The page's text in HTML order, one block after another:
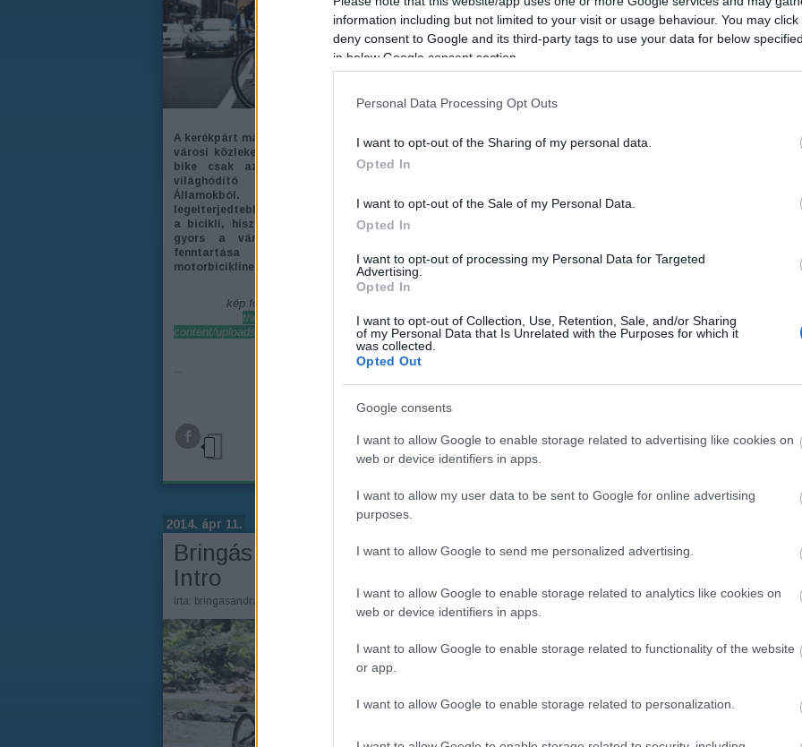
information including but not limited to your visit or usage behaviour. You may
deny consent to Google and its third-party tags to use your data for below
in below Google consent section.
Personal Data Processing Opt Outs
I want to opt-out of the Sharing of my personal data.
Opted In
I want to opt-out of the Sale of my Personal Data.
Opted In
I want to opt-out of processing my Personal Data for Targeted
Advertising.
Opted In
I want to opt-out of Collection, Use, Retention, Sale, and/or Sharing
of my Personal Data that Is Unrelated with the Purposes for which it
was collected.
Opted Out
Google consents
I want to allow Google to enable storage related to advertising like cookies on
web or device identifiers in apps.
I want to allow my user data to be sent to Google for online advertising
purposes.
I want to allow Google to send me personalized advertising.
I want to allow Google to enable storage related to analytics like cookies on
web or device identifiers in apps.
I want to allow Google to enable storage related to functionality of the website
or app.
I want to allow Google to enable storage related to personalization.
izgalmat kelt, hiszen egy néhány órás verseny is
…“ Mi pedig nem kisebb célt tűztünk ki, minthogy
Pattanásig feszült idegekkel a rajtnál. Pedig hátra
...
TOVÁBB
Kaktus Bike Maraton -
írta:bringasandras
Egy véletlentől vezérelve a Pozsony melletti
Maratonon kötöttünk ki április 20-án. Nem
ajánlására mégis elindultam.
A kerékpárt már az „ősidőkben” is leginkább a
városi közlekedésre találták fel, a mountain
bike csak az 1970-es években indult el
világhódító útjára az Egyesült
Államokból. Napjainkban is az egyik
legelterjedtebb közlekedési eszköznek számít
a bicikli, hiszen környezetbarát, mobilis és
gyors a városi forgalomban, illetve a
fenntartása is olcsóbb, mint egy
motorbiciklinek, esetleg autónak.
kép forrása:
themovement.com/wp-
content/uploads/2013/06/www.flickr.comphotosubm.jpeg
TOVÁBB
2014. ápr 11.
Bringás András blog
Intro
írta: bringasandras